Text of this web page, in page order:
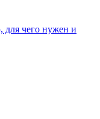
для чего нужен и